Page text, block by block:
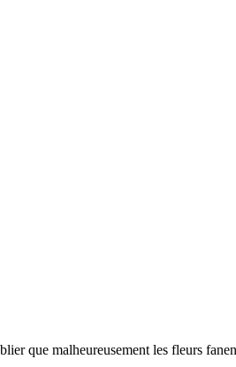
que malheureusement les fleurs